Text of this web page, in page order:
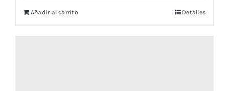
Añadir al carrito Detalles